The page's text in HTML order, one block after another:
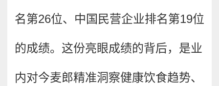
名第26位、中国民营企业排名第19位
的成绩。这份亮眼成绩的背后，是业
内对今麦郎精准洞察健康饮食趋势、